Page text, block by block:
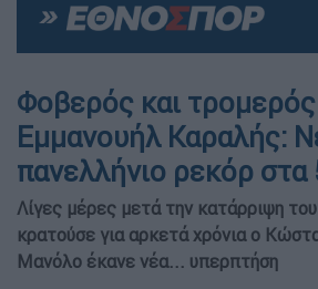
Φοβερός και
Εμμανουήλ Καραλής:
πανελλήνιο ρεκόρ στα
Λίγες μέρες μετά την κατάρριψη
κρατούσε για αρκετά χρόνια ο
Μανόλο έκανε νέα... υπερπτήση